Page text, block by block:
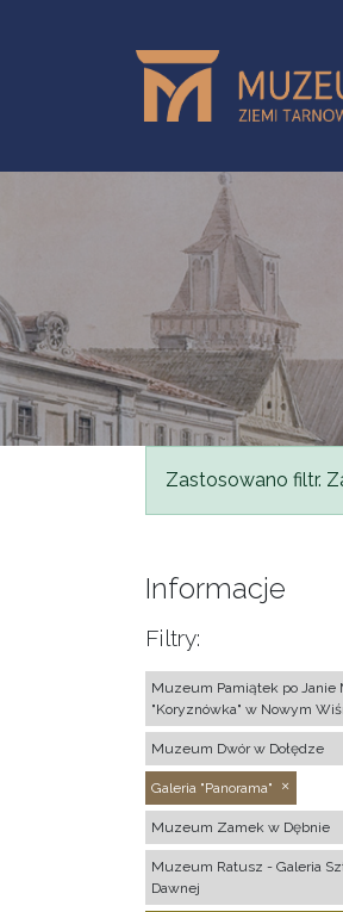
Komunikat
Zastosowano filtr.
Informacje
Filtry:
Muzeum Pamiątek po Janie
"Koryznówka" w Nowym
Muzeum Dwór w Dołędze
Galeria "Panorama"
Muzeum Zamek w Dębnie
Muzeum Ratusz - Galeria
Dawnej